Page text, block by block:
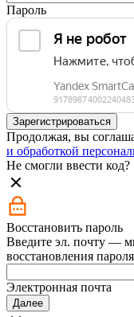
Пароль
Зарегистрироваться
Продолжая, вы
и обработкой
Не смогли ввести код?
Восстановить пароль
Введите эл. почту —
восстановления пароля
Электронная почта
Далее